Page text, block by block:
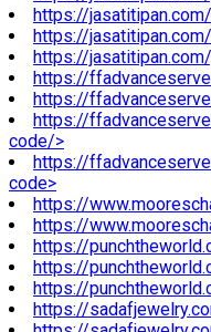
https://
https://
https://
https://
https://
https://
code/>
https://
code>
https://
https://
https://
https://
https://
https://